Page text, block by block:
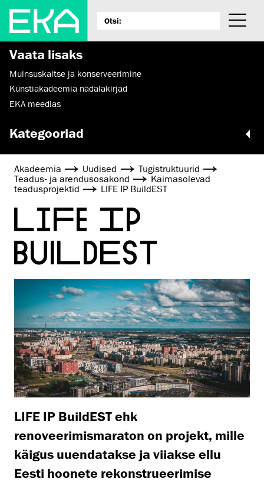
Vaata lisaks
Muinsus­kaitse ja konserveerimine
Kunstiakadeemia nädalakirjad
EKA meedias
Kategooriad
Akadeemia Uudised
Tugistruktuurid
Teadus- ja arendusosakond
Käimasolevad
teadusprojektid
LIFE IP BuildEST
LIFE IP
BUILDEST
LIFE IP BuildEST ehk
renoveerimismaraton on projekt, mille
käigus uuendatakse ja viiakse ellu
Eesti hoonete rekonstrueerimise